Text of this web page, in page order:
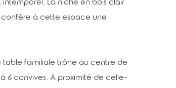
La niche en bois clair
confère à cette espace une
familiale trône au centre de
6 convives. À proximité de celle-